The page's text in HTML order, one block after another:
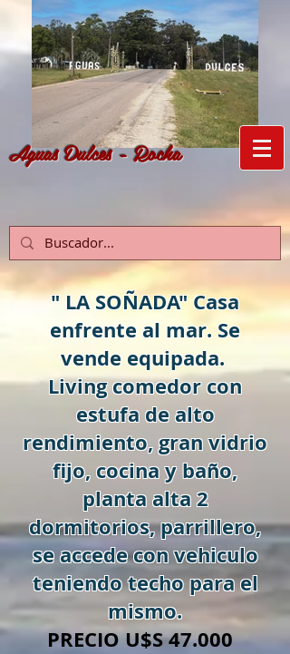
Aguas Dulces - Rocha
" LA SOÑADA" Casa
enfrente al mar. Se
vende equipada.
Living comedor con
estufa de alto
rendimiento, gran vidrio
fijo, cocina y baño,
planta alta 2
dormitorios, parrillero,
se accede con vehiculo
teniendo techo para el
mismo.
PRECIO U$S 47.000​